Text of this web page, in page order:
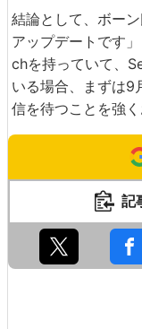
結論として、ボー
アップデートです
chを持っていて、
いる場合、まずは
信を待つことを強
記